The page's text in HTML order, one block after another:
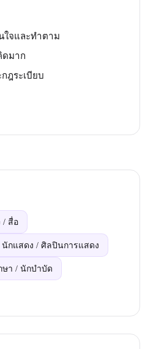
ใจและทำตาม
ดมาก
ฎระเบียบ
/ สื่อ
นักแสดง / ศิลปินการแสดง
ษา / นักบำบัด